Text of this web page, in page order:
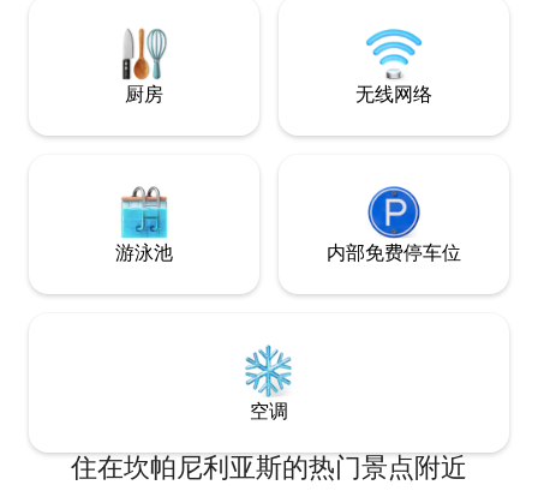
iluminación por la noche es muy
acogedora y romántica y las vistas son
increíbles. Las cristaleras del salón se
deslizan una sobre la otra y el balcón
queda completamente abierto al mar. En
climatizado con iluminación nocturna y
una zona de asientos para poder
relajarte leyendo un libro o tomando un
cóctel. El apartamento dispone de dos
habitaciones con vistas al mar. Una de
luminoso. Tanto las cristaleras del salón
como las de las dos habitaciones
disponen de estores opacos
entre una zona y otra a la hora de
dormir. Las dos camas de las
厨房 无线网络
游泳池 内部免费停车位
空调
住在坎帕尼利亚斯的热门景点附近